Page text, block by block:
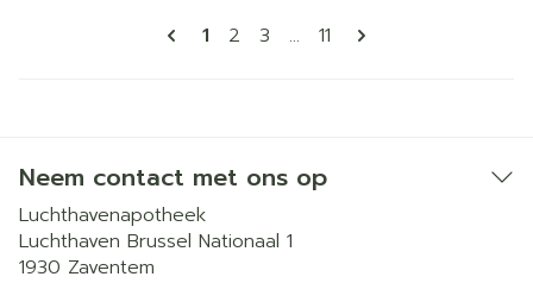
Pagina's
U lees momenteel pagina
1 Pagina
2 Pagina
3 ... Pagina
11
Neem contact met ons op
Luchthavenapotheek
Luchthaven Brussel Nationaal 1
1930 Zaventem